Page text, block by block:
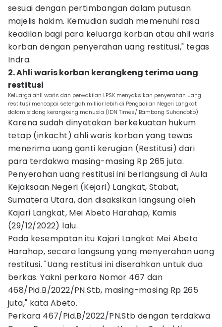
sesuai dengan pertimbangan dalam putusan
majelis hakim. Kemudian sudah memenuhi rasa
keadilan bagi para keluarga korban atau ahli waris
korban dengan penyerahan uang restitusi," tegas
Indra.
2. Ahli waris korban kerangkeng terima uang
restitusi
Keluarga ahli waris dan perwakilan LPSK menyaksikan penyerahan uang
restitusi mencapai setengah milliar lebih di Pengadilan Negeri Langkat
dalam sidang kerangkeng manusia (IDN Times/ Bambang Suhandoko)
Karena sudah dinyatakan berkekuatan hukum
tetap (inkacht) ahli waris korban yang tewas
menerima uang ganti kerugian (Restitusi) dari
para terdakwa masing-masing Rp 265 juta.
Penyerahan uang restitusi ini berlangsung di Aula
Kejaksaan Negeri (Kejari) Langkat, Stabat,
Sumatera Utara, dan disaksikan langsung oleh
Kajari Langkat, Mei Abeto Harahap, Kamis
(29/12/2022) lalu.
Pada kesempatan itu Kajari Langkat Mei Abeto
Harahap, secara langsung yang menyerahan uang
restitusi. "Uang restitusi ini diserahkan untuk dua
berkas. Yakni perkara Nomor 467 dan
468/Pid.B/2022/PN.Stb, masing-masing Rp 265
juta," kata Abeto.
Perkara 467/Pid.B/2022/PN.Stb dengan terdakwa